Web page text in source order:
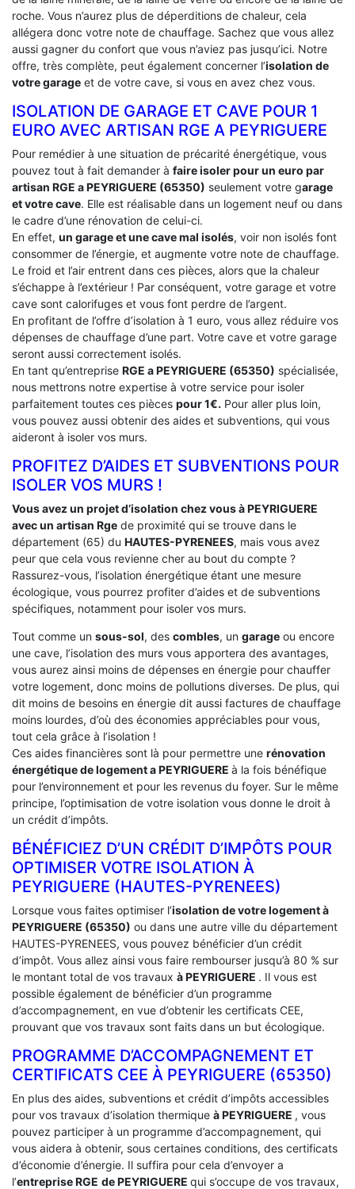
roche. Vous n’aurez plus de déperditions de chaleur, cela
allégera donc votre note de chauffage. Sachez que vous allez
aussi gagner du confort que vous n’aviez pas jusqu’ici. Notre
offre, très complète, peut également concerner l’isolation de
votre garage et de votre cave, si vous en avez chez vous.
ISOLATION DE GARAGE ET CAVE POUR 1
EURO AVEC ARTISAN RGE A PEYRIGUERE
Pour remédier à une situation de précarité énergétique, vous
pouvez tout à fait demander à faire isoler pour un euro par
artisan RGE a PEYRIGUERE (65350) seulement votre garage
et votre cave. Elle est réalisable dans un logement neuf ou dans
le cadre d’une rénovation de celui-ci.
En effet, un garage et une cave mal isolés, voir non isolés font
consommer de l’énergie, et augmente votre note de chauffage.
Le froid et l’air entrent dans ces pièces, alors que la chaleur
s’échappe à l’extérieur ! Par conséquent, votre garage et votre
cave sont calorifuges et vous font perdre de l’argent.
En profitant de l’offre d’isolation à 1 euro, vous allez réduire vos
dépenses de chauffage d’une part. Votre cave et votre garage
seront aussi correctement isolés.
En tant qu’entreprise RGE a PEYRIGUERE (65350) spécialisée,
nous mettrons notre expertise à votre service pour isoler
parfaitement toutes ces pièces pour 1€. Pour aller plus loin,
vous pouvez aussi obtenir des aides et subventions, qui vous
aideront à isoler vos murs.
PROFITEZ D’AIDES ET SUBVENTIONS POUR
ISOLER VOS MURS !
Vous avez un projet d’isolation chez vous à PEYRIGUERE
avec un artisan Rge de proximité qui se trouve dans le
département (65) du HAUTES-PYRENEES, mais vous avez
peur que cela vous revienne cher au bout du compte ?
Rassurez-vous, l’isolation énergétique étant une mesure
écologique, vous pourrez profiter d’aides et de subventions
spécifiques, notamment pour isoler vos murs.
Tout comme un sous-sol, des combles, un garage ou encore
une cave, l’isolation des murs vous apportera des avantages,
vous aurez ainsi moins de dépenses en énergie pour chauffer
votre logement, donc moins de pollutions diverses. De plus, qui
dit moins de besoins en énergie dit aussi factures de chauffage
moins lourdes, d’où des économies appréciables pour vous,
tout cela grâce à l’isolation !
Ces aides financières sont là pour permettre une rénovation
énergétique de logement aPEYRIGUERE à la fois bénéfique
pour l’environnement et pour les revenus du foyer. Sur le même
principe, l’optimisation de votre isolation vous donne le droit à
un crédit d’impôts.
BÉNÉFICIEZ D’UN CRÉDIT D’IMPÔTS POUR
OPTIMISER VOTRE ISOLATION À
‎PEYRIGUERE (HAUTES-PYRENEES)
Lorsque vous faites optimiser l’isolation de votre logement à
PEYRIGUERE (65350) ou dans une autre ville du département
HAUTES-PYRENEES, vous pouvez bénéficier d’un crédit
d’impôt. Vous allez ainsi vous faire rembourser jusqu’à 80 % sur
le montant total de vos travaux à PEYRIGUERE . Il vous est
possible également de bénéficier d’un programme
d’accompagnement, en vue d’obtenir les certificats CEE,
prouvant que vos travaux sont faits dans un but écologique.
PROGRAMME D’ACCOMPAGNEMENT ET
CERTIFICATS CEE À ‎PEYRIGUERE (65350)
En plus des aides, subventions et crédit d’impôts accessibles
pour vos travaux d’isolation thermique à PEYRIGUERE , vous
pouvez participer à un programme d’accompagnement, qui
vous aidera à obtenir, sous certaines conditions, des certificats
d’économie d’énergie. Il suffira pour cela d’envoyer a
l’entreprise RGE de PEYRIGUERE qui s’occupe de vos travaux,